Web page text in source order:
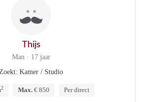
Thijs
Man · 17 jaar
Kamer / Studio
2 Max.€ 850 Per direct